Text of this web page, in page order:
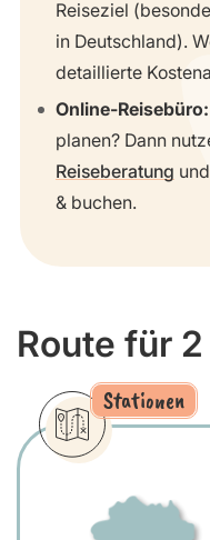
Reiseziel
in Deutschland).
detaillierte
Online-Reisebüro:
planen? Dann
Reiseberatung
& buchen.
Route für
Stationen